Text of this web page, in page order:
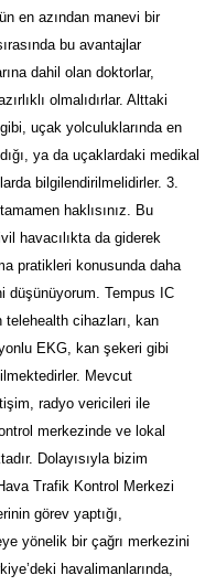
en azından manevi bir
bu avantajlar
dahil olan doktorlar,
olmalıdırlar. Alttaki
uçak yolculuklarında en
ya da uçaklardaki medikal
bilgilendirilmelidirler. 3.
haklısınız. Bu
havacılıkta da giderek
pratikleri konusunda daha
düşünüyorum. Tempus IC
telehealth cihazları, kan
EKG, kan şekeri gibi
Mevcut
radyo vericileri ile
merkezinde ve lokal
Dolayısıyla bizim
Trafik Kontrol Merkezi
görev yaptığı,
yönelik bir çağrı merkezini
havalimanlarında,